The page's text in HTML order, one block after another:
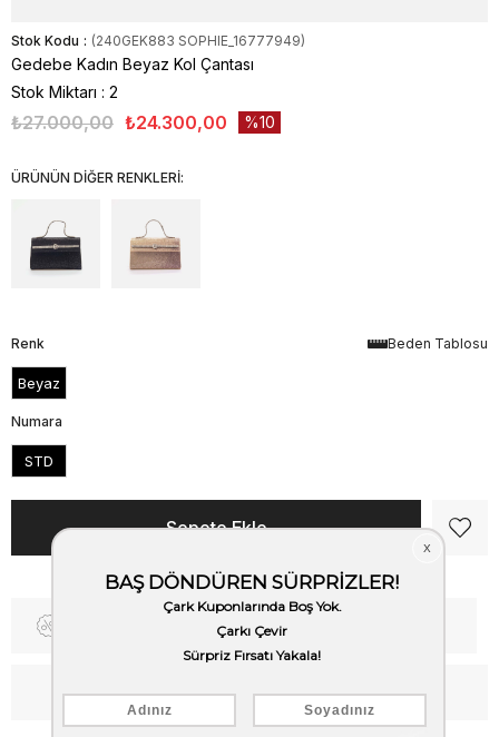
Stok Kodu (240GEK883 SOPHIE_16777949)
Gedebe Kadın Beyaz Kol Çantası
Stok Miktarı : 2
₺27.000,00 ₺24.300,00 10
ÜRÜNÜN DİĞER RENKLERİ:
Beden Tablosu
Renk
Beyaz
Numara
STD
Fiyat Düşünce Haber Ver
WhatsApp’tan Bilgi Al